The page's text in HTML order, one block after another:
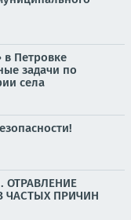
в Петровке
задачи по
села
ОТРАВЛЕНИЕ
ЧАСТЫХ ПРИЧИН